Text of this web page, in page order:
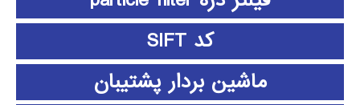
کد SIFT
ماشین بردار پشتیبان